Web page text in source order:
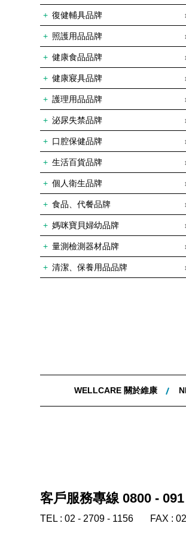
復健輔具品牌
照護用品品牌
健康食品品牌
健康寢具品牌
護理用品品牌
泌尿失禁品牌
口腔保健品牌
生活百貨品牌
個人衛生品牌
食品、代餐品牌
媽咪寶貝婦幼品牌
量測檢測器材品牌
清潔、保養用品品牌
WELLCARE 關於維康
客戶服務專線 0800 -
TEL : 02 - 2709 - 1156 FAX :